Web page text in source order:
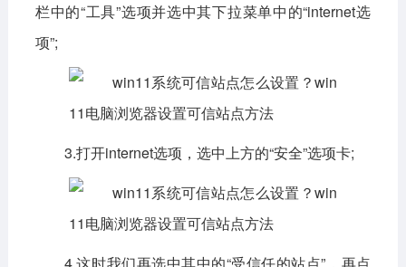
栏中的“工具”选项并选中其下拉菜单中的“internet选
项”;
3.打开internet选项，选中上方的“安全”选项卡;